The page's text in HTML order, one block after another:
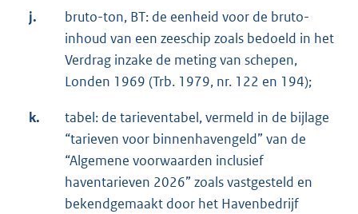
j.
bruto-ton, BT: de eenheid voor de bruto-
inhoud van een zeeschip zoals bedoeld in het
Verdrag inzake de meting van schepen,
Londen 1969 (Trb. 1979, nr. 122 en 194);
k.
tabel: de tarieventabel, vermeld in de bijlage
“tarieven voor binnenhavengeld” van de
“Algemene voorwaarden inclusief
haventarieven 2026” zoals vastgesteld en
bekendgemaakt door het Havenbedrijf